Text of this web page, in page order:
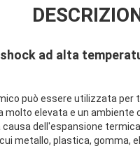
ad alta
può essere utilizzata
elevata e un ambiente
dell'espansione
metallo, plastica, gomma,